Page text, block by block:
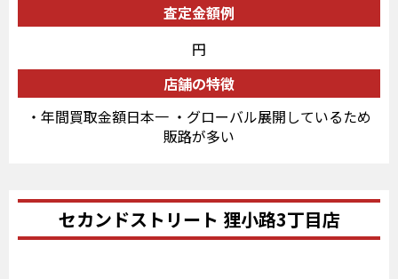
査定金額例
円
店舗の特徴
・年間買取金額日本一 ・グローバル展開しているため
販路が多い
セカンドストリート 狸小路3丁目店